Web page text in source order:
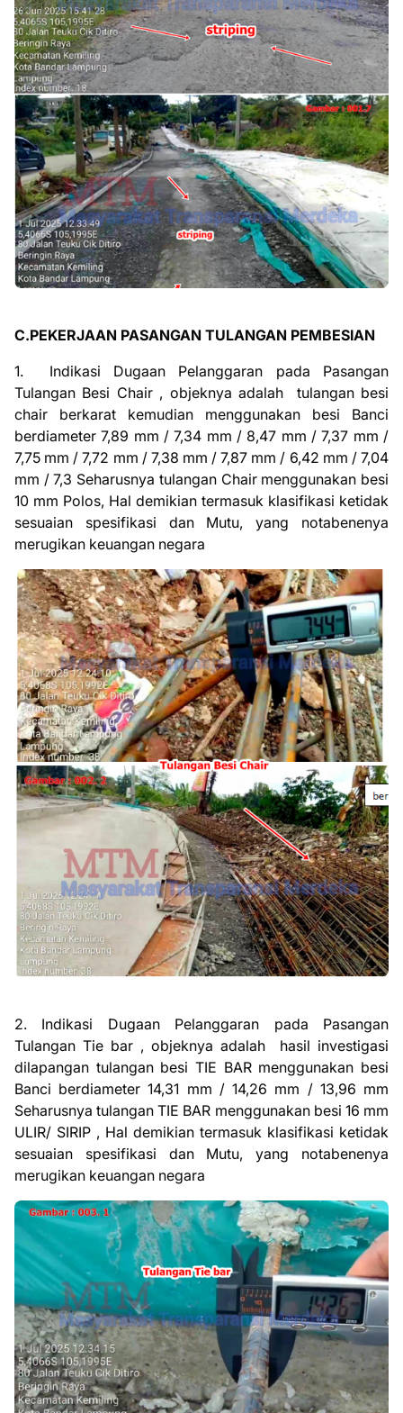
C.PEKERJAAN PASANGAN TULANGAN PEMBESIAN
1.
Indikasi Dugaan Pelanggaran pada Pasangan
Tulangan Besi Chair , objeknya adalah
tulangan besi
chair berkarat kemudian menggunakan besi Banci
berdiameter 7,89 mm / 7,34 mm / 8,47 mm / 7,37 mm /
7,75 mm / 7,72 mm / 7,38 mm / 7,87 mm / 6,42 mm / 7,04
mm / 7,3 Seharusnya tulangan Chair menggunakan besi
10 mm Polos, Hal demikian termasuk klasifikasi ketidak
sesuaian spesifikasi dan Mutu, yang notabenenya
merugikan keuangan negara
2. Indikasi Dugaan Pelanggaran pada Pasangan
Tulangan Tie bar , objeknya adalah
hasil investigasi
dilapangan tulangan besi TIE BAR menggunakan besi
Banci berdiameter 14,31 mm / 14,26 mm / 13,96 mm
Seharusnya tulangan TIE BAR menggunakan besi 16 mm
ULIR/ SIRIP , Hal demikian termasuk klasifikasi ketidak
sesuaian spesifikasi dan Mutu, yang notabenenya
merugikan keuangan negara